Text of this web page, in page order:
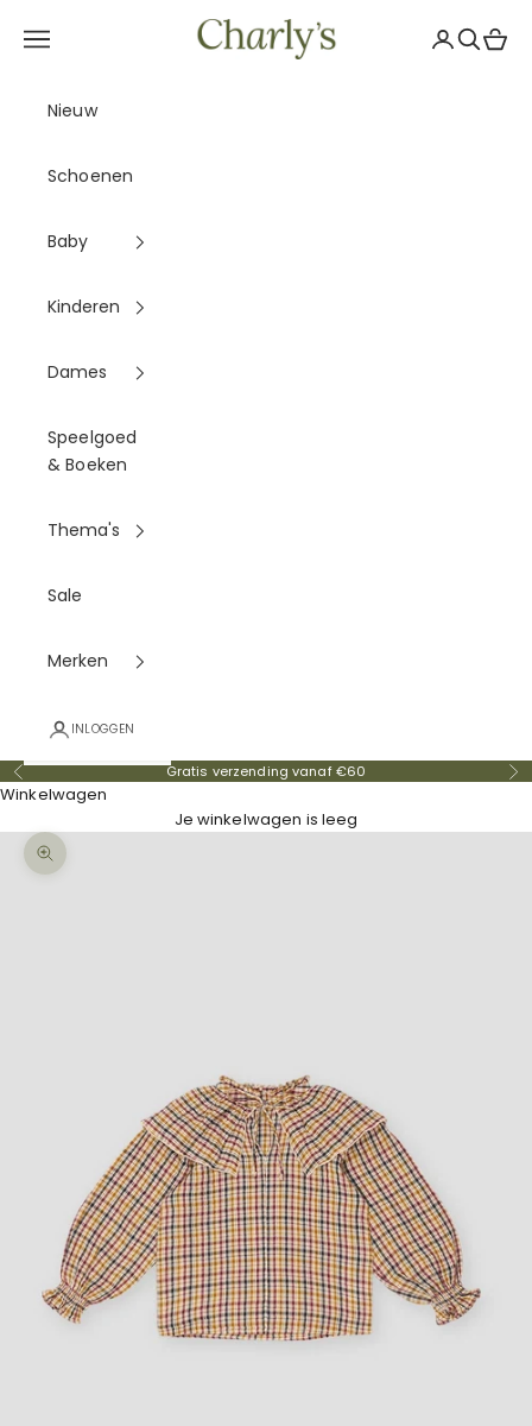
Charly's
Navigatiemenu openen Zoeken
Nieuw
Schoenen
Baby
Kinderen
Dames
Speelgoed
& Boeken
Thema's
Sale
Merken
INLOGGEN
Vorige Gratis verzending vanaf €60
Winkelwagen
Je winkelwagen is leeg
In-/uitzoomen